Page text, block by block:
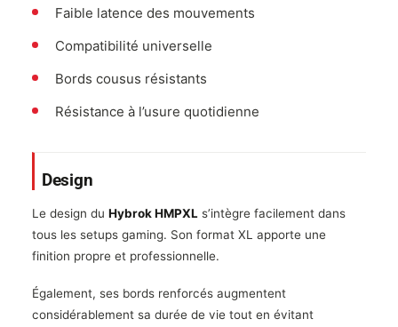
Faible latence des mouvements
Compatibilité universelle
Bords cousus résistants
Résistance à l’usure quotidienne
Design
Le design du Hybrok HMPXL s’intègre facilement dans
tous les setups gaming. Son format XL apporte une
finition propre et professionnelle.
Également, ses bords renforcés augmentent
considérablement sa durée de vie tout en évitant